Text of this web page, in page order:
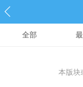
全部
本版块